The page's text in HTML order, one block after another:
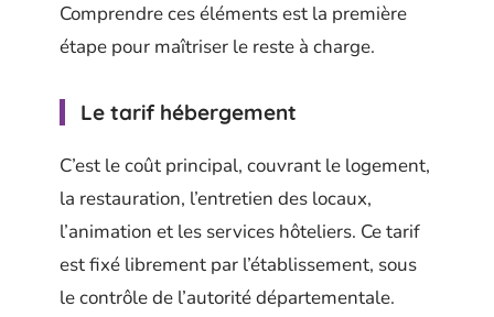
Comprendre ces éléments est la première
étape pour maîtriser le reste à charge.
Le tarif hébergement
C’est le coût principal, couvrant le logement,
la restauration, l’entretien des locaux,
l’animation et les services hôteliers. Ce tarif
est fixé librement par l’établissement, sous
le contrôle de l’autorité départementale.